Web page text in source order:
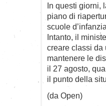
In questi giorni,
piano di
scuole
Intanto, il
creare classi da
mantenere le
il 27 agosto,
il punto della
(da Open)